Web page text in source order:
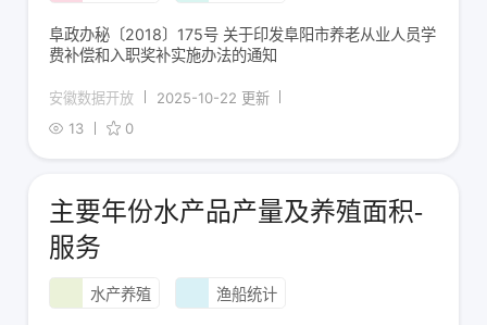
阜政办秘〔2018〕175号 关于印发阜阳市养老从业人员学
费补偿和入职奖补实施办法的通知
安徽数据开放
2025-10-22 更新
13
0
主要年份水产品产量及养殖面积-
服务
水产养殖 渔船统计